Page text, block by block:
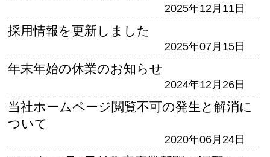
2025年12月11日
採用情報を更新しました
2025年07月15日
年末年始の休業のお知らせ
2024年12月26日
当社ホームページ閲覧不可の発生と解消に
ついて
2020年06月24日